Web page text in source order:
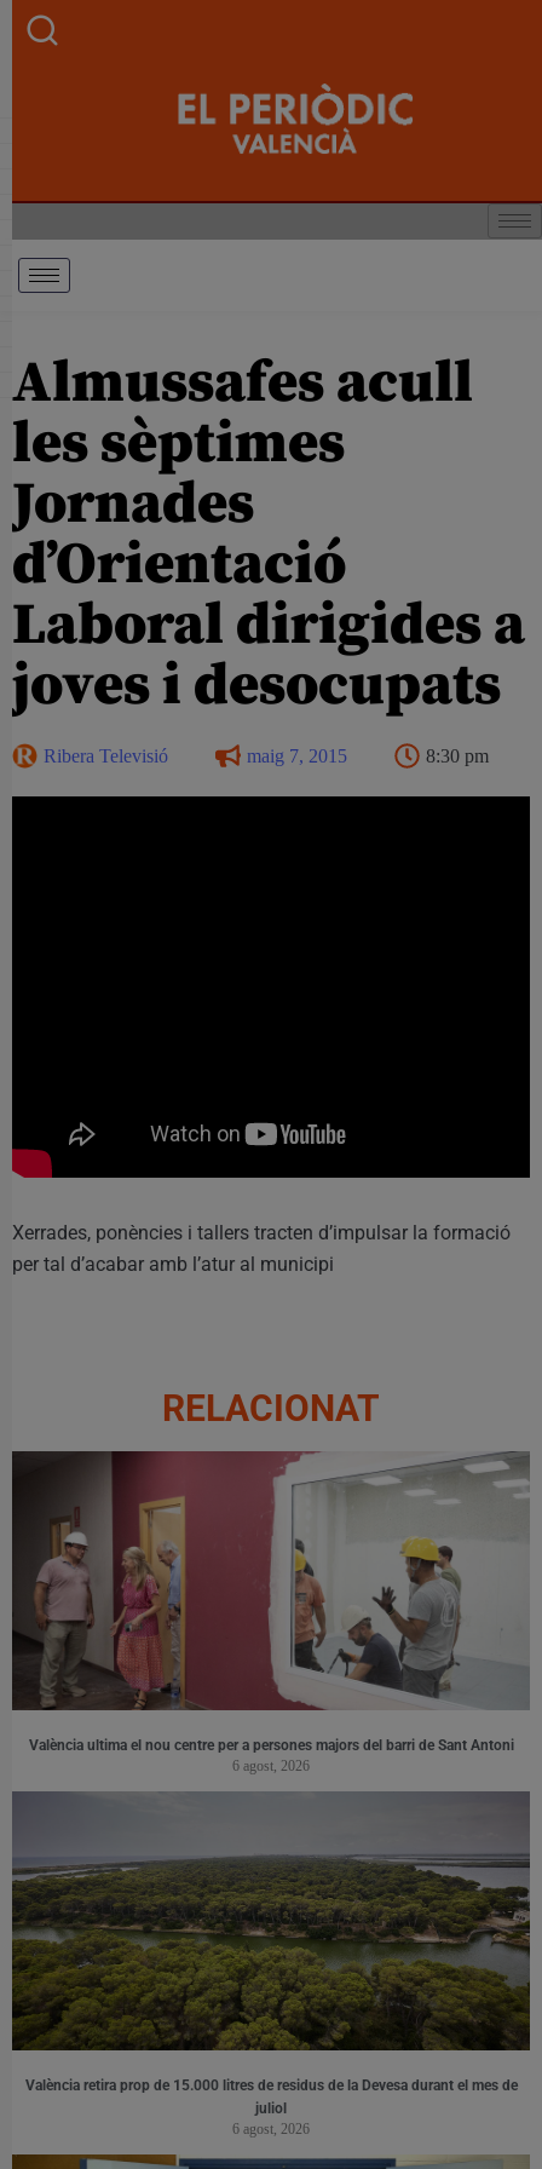
Almussafes acull
les sèptimes
Jornades
d’Orientació
Laboral dirigides a
joves i desocupats
Ribera Televisió maig 7, 2015 8:30 pm
Xerrades, ponències i tallers tracten d’impulsar la formació
per tal d’acabar amb l’atur al municipi
RELACIONAT
València ultima el nou centre per a persones majors del barri de Sant Antoni
6 agost, 2026
València retira prop de 15.000 litres de residus de la Devesa durant el mes de
juliol
6 agost, 2026